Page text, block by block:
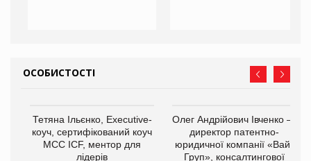
ОСОБИСТОСТІ
Тетяна Ільєнко, Executive-
коуч, сертифікований коуч
МСС ICF, ментор для
лідерів
Олег Андрійович Івченко —
директор патентно-
юридичної компанії «Вайз
Груп», консалтингової